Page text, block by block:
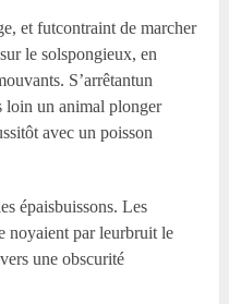
et futcontraint de marcher
le solspongieux, en
S’arrêtantun
loin un animal plonger
avec un poisson
épaisbuissons. Les
noyaient par leurbruit le
une obscurité